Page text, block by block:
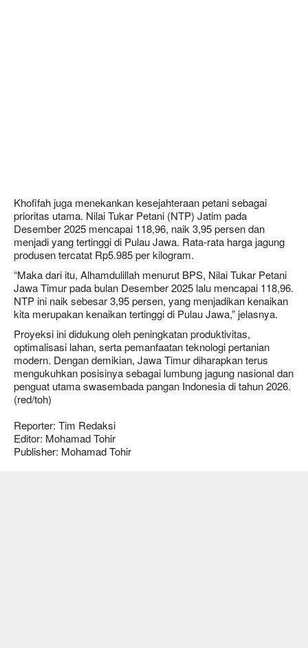
Khofifah juga menekankan kesejahteraan petani sebagai
prioritas utama. Nilai Tukar Petani (NTP) Jatim pada
Desember 2025 mencapai 118,96, naik 3,95 persendan
menjadi yang tertinggi di Pulau Jawa. Rata-rata harga jagung
produsen tercatat Rp5.985 per kilogram.
“Maka dari itu, Alhamdulillah menurut BPS, Nilai Tukar Petani
Jawa Timur pada bulan Desember 2025 lalu mencapai 118,96.
NTP ini naik sebesar 3,95 persen, yang menjadikan kenaikan
kita merupakan kenaikan tertinggi di Pulau Jawa,” jelasnya.
Proyeksi ini didukung oleh peningkatan produktivitas,
optimalisasi lahan, serta pemanfaatan teknologi pertanian
modern. Dengan demikian, Jawa Timur diharapkan terus
mengukuhkan posisinya sebagai lumbung jagung nasional dan
penguat utama swasembada pangan Indonesia di tahun 2026.
(red/toh)
Reporter: Tim Redaksi
Editor: Mohamad Tohir
Publisher: Mohamad Tohir